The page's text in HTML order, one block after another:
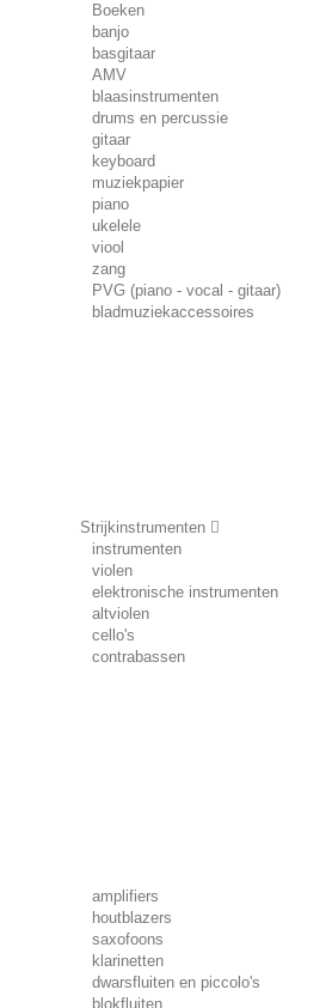
Boeken
banjo
basgitaar
AMV
blaasinstrumenten
drums en percussie
gitaar
keyboard
muziekpapier
piano
ukelele
viool
zang
PVG (piano - vocal - gitaar)
bladmuziekaccessoires
Strijkinstrumenten
instrumenten
violen
elektronische instrumenten
altviolen
cello's
contrabassen
amplifiers
houtblazers
saxofoons
klarinetten
dwarsfluiten en piccolo's
blokfluiten